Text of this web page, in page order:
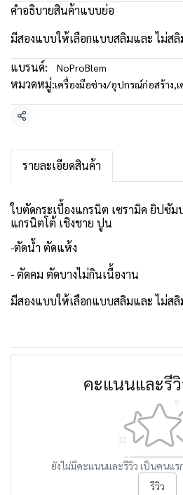
คำอธิบายสินค้าแบบย่อ
มีสองแบบให้เลือกแบบสลิมและ ไม่สลิ
แบรนด์:
NoProBlem
หมวดหมู่:เครื่องมือช่าง/อุปกรณ์ก่อสร้าง,
แชร์
รายละเอียดสินค้า
ใบตัดกระเบื้องแกรนิต เซรามิค ยิปซั
แกรนิตโต้ เชิงชาย ปูน
-ตัดน้ำ ตัดแห้ง
- ตัดคม ตัดบางไม่กินเนื้องาน
มีสองแบบให้เลือกแบบสลิมและ ไม่สลิ
คะแนนและรี
ยังไม่มีคะแนนและรีวิว เป็นคนแ
รีวิว